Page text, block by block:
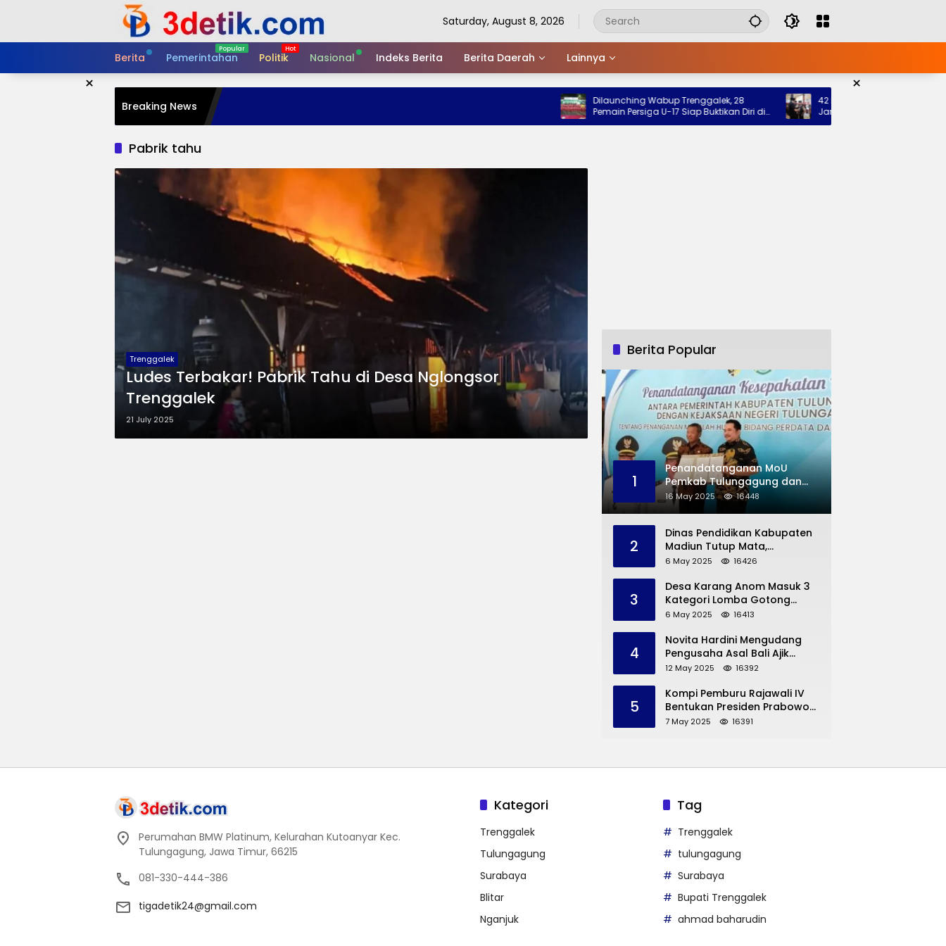
Saturday, August 8, 2026
Berita Pemerintahan Politik Nasional Indeks Berita Berita Daerah Lainnya
× ×
Breaking News
Dilaunching Wabup Trenggalek, 28
Pemain Persiga U-17 Siap Buktikan Diri di
Piala Suratin
42 Pramuka Trenggalek Berangkat
Jamnas 2026, Wabup Titip Pesan
Nama Baik Daerah
Pabrik tahu
Trenggalek
Ludes Terbakar! Pabrik Tahu di Desa Nglongsor
Trenggalek
21 July 2025
Berita Popular
1
Penandatanganan MoU
Pemkab Tulungagung dan
Kejaksaan Negeri
16 May 2025 16448
2
Dinas Pendidikan Kabupaten
Madiun Tutup Mata,
Bangunan SD Roboh Kades
Dana Pribadi
6 May 2025 16426
3
Desa Karang Anom Masuk 3
Kategori Lomba Gotong
Royong Provinsi Jatim, Ini
Trenggalek
6 May 2025 16413
4
Novita Hardini Mengudang
Pengusaha Asal Bali Ajik
Krisna, Berbagi Ilmu
dan UMKM Trenggalek
12 May 2025 16392
5
Kompi Pemburu Rajawali IV
Bentukan Presiden Prabowo
Reuni
7 May 2025 16391
Perumahan BMW Platinum, Kelurahan Kutoanyar Kec.
Tulungagung, Jawa Timur, 66215
081-330-444-386
tigadetik24@gmail.com
Kategori
Trenggalek
Tulungagung
Surabaya
Blitar
Nganjuk
Tag
Trenggalek
tulungagung
Surabaya
Bupati Trenggalek
ahmad baharudin